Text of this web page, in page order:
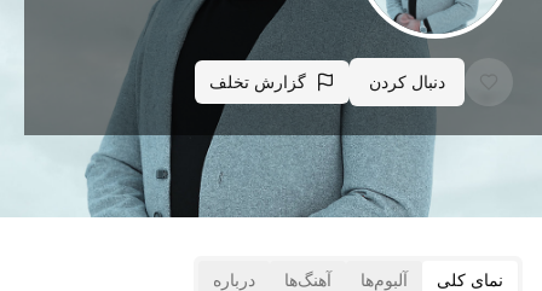
دنبال کردن گزارش تخلف
نمای کلی آلبوم‌ها آهنگ‌ها درباره